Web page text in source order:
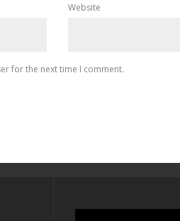
Website
for the next time I comment.